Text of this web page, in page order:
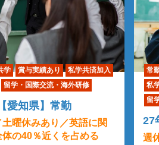
学 賞与実績あり
私学共済加入
留学・国際交流・海外研修
愛知県】常勤
曜休みあり／英語に関
の40％近くを占める
常
私
留
27
週